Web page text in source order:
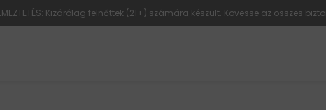
Kizárólag felnőttek (21+) számára készült. Kövesse az összes